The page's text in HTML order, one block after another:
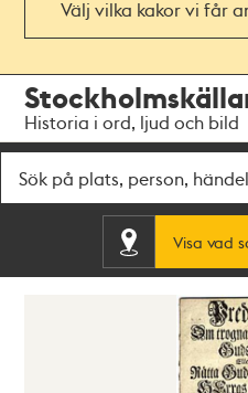
Välj vilka kakor vi får
navigationen
huvudinnehållet
Historia i ord, ljud och bild
Visa vad